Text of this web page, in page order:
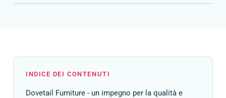
INDICE DEI CONTENUTI
Dovetail Furniture - un impegno per la qualità e